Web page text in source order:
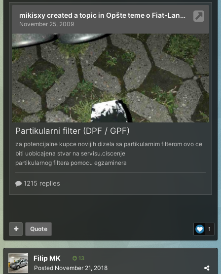
1
Quote
Filip MK 13
Posted November 21, 2018